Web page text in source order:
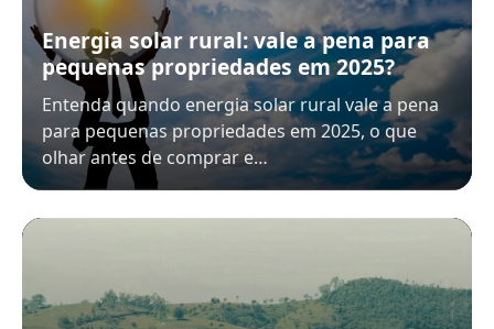
Energia solar rural: vale a pena para
pequenas propriedades em 2025?
Entenda quando energia solar rural vale a pena
para pequenas propriedades em 2025, o que
olhar antes de comprar e…